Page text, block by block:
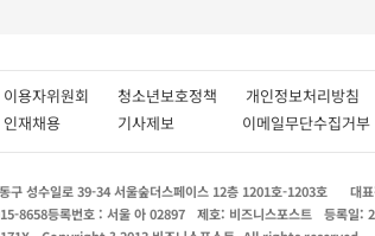
이용자위원회 청소년보호정책 개인정보처리
인재채용 기사제보 이메일무단수집거부
구 성수일로 39-34 서울숲더스페이스 12층 1201호-1203호 대
8658등록번호 : 서울 아 02897 제호: 비즈니스포스트 등록일: